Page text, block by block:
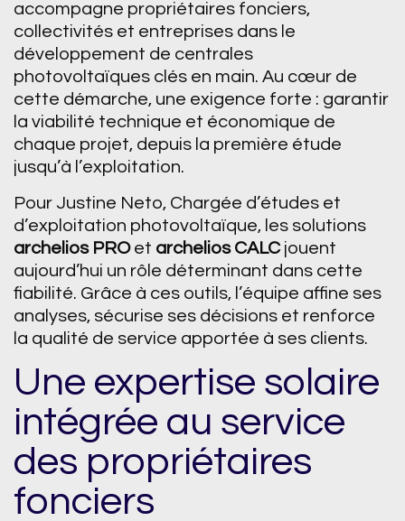
accompagne propriétaires fonciers,
collectivités et entreprises dans le
développement de centrales
photovoltaïques clés en main. Au cœur de
cette démarche, une exigence forte : garantir
la viabilité technique et économique de
chaque projet, depuis la première étude
jusqu’à l’exploitation.
Pour Justine Neto, Chargée d’études et
d’exploitation photovoltaïque, les solutions
archelios PROet archelios CALCjouent
aujourd’hui un rôle déterminant dans cette
fiabilité. Grâce à ces outils, l’équipe affine ses
analyses, sécurise ses décisions et renforce
la qualité de service apportée à ses clients.
Une expertise solaire
intégrée au service
des propriétaires
fonciers